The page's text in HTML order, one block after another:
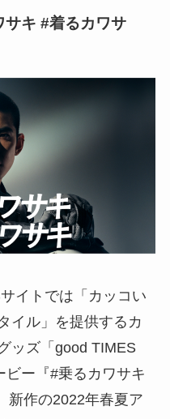
キ #着るカワサ
イトでは「カッコい
イル」を提供するカ
ッズ「good TIMES
ビー『#乗るカワサキ
新作の2022年春夏ア